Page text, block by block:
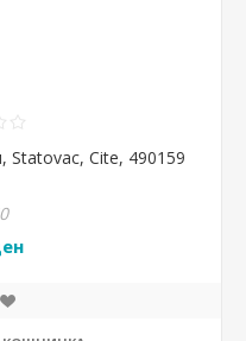
Cite, 490159